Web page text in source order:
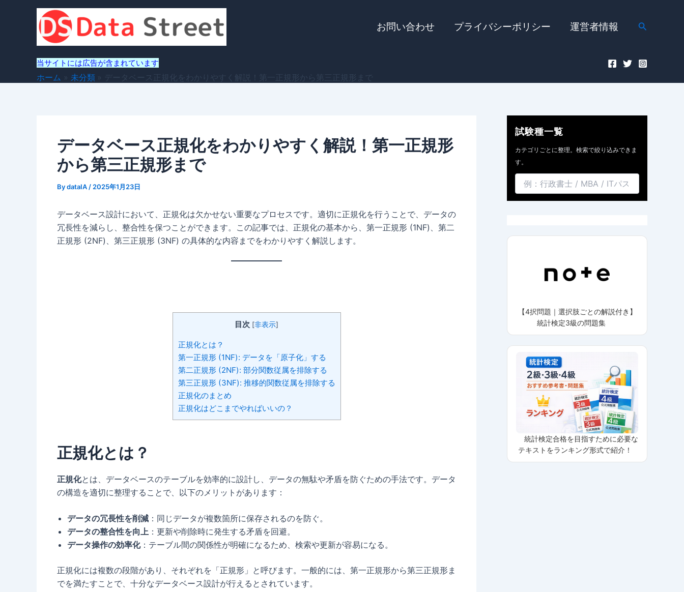
プ
お問い合わせ プライバシーポリシー 運営者情報
検
当サイトには広告が含まれています
ホーム 未分類 データベース正規化をわかりやすく解説！第一正規形から第三正規形まで
データベース正規化をわかりやすく解説！第一正規形
から第三正規形まで
BydataIA / 2025年1月23日
データベース設計において、正規化は欠かせない重要なプロセスです。適切に正規化を行うことで、データの
冗長性を減らし、整合性を保つことができます。この記事では、正規化の基本から、第一正規形 (1NF)、第二
正規形 (2NF)、第三正規形 (3NF) の具体的な内容までをわかりやすく解説します。
目次 [非表示]
正規化とは？
第一正規形 (1NF): データを「原子化」する
第二正規形 (2NF): 部分関数従属を排除する
第三正規形 (3NF): 推移的関数従属を排除する
正規化のまとめ
正規化はどこまでやればいいの？
正規化とは？
正規化とは、データベースのテーブルを効率的に設計し、データの無駄や矛盾を防ぐための手法です。データ
の構造を適切に整理することで、以下のメリットがあります：
データの冗長性を削減 ：同じデータが複数箇所に保存されるのを防ぐ。
データの整合性を向上 ：更新や削除時に発生する矛盾を回避。
データ操作の効率化：テーブル間の関係性が明確になるため、検索や更新が容易になる。
正規化には複数の段階があり、それぞれを「正規形」と呼びます。一般的には、第一正規形から第三正規形ま
でを満たすことで、十分なデータベース設計が行えるとされています。
試験種一覧
カテゴリごとに整理。検索で絞り込みできま
す。
【4択問題｜選択肢ごとの解説付き】
統計検定3級の問題集
統計検定合格を目指すために必要な
テキストをランキング形式で紹介！